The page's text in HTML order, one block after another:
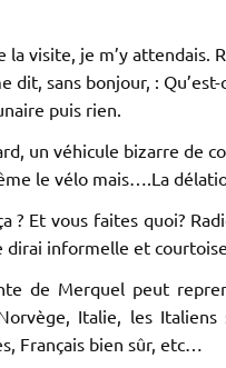
la visite, je m’y attendais.
dit, sans bonjour, :
puis rien.
un véhicule bizarre de
le vélo mais….La
? Et vous faites quoi?
dirai informelle et
de Merquel peut
Italie, les
Français bien sûr, etc…